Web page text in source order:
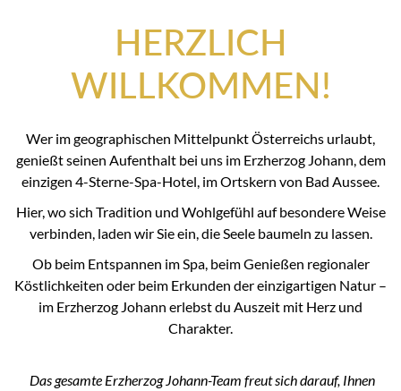
HERZLICH
WILLKOMMEN!
Wer im geographischen Mittelpunkt Österreichs urlaubt,
genießt seinen Aufenthalt bei uns im Erzherzog Johann, dem
einzigen 4-Sterne-Spa-Hotel, im Ortskern von Bad Aussee.
Hier, wo sich Tradition und Wohlgefühl auf besondere Weise
verbinden, laden wir Sie ein, die Seele baumeln zu lassen.
Ob beim Entspannen im Spa, beim Genießen regionaler
Köstlichkeiten oder beim Erkunden der einzigartigen Natur –
im Erzherzog Johann erlebst du Auszeit mit Herz und
Charakter.
Das gesamte Erzherzog Johann-Team freut sich darauf, Ihnen